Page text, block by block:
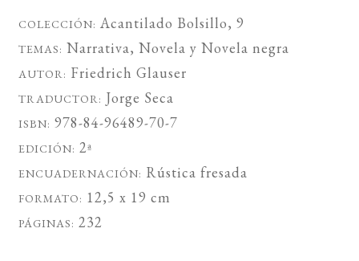
COLECCIÓN: Acantilado Bolsillo, 9
TEMAS: Narrativa, Novela y Novela negra
AUTOR: Friedrich Glauser
TRADUCTOR: Jorge Seca
ISBN: 978-84-96489-70-7
EDICIÓN: 2ª
ENCUADERNACIÓN: Rústica fresada
FORMATO: 12,5 x 19 cm
PÁGINAS: 232